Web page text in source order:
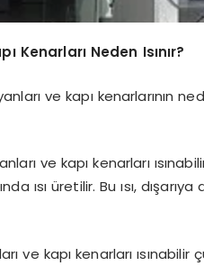
Kenarları Neden Isınır?
ve kapı kenarlarının
ve kapı kenarları
ısı üretilir. Bu ısı,
ve kapı kenarları